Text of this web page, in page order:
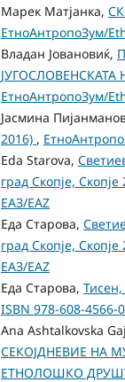
Марек Матјанка,
ЕтноАнтропоЗум/
Владан Јовановиќ,
ЕтноАнтропоЗум/
Јасмина
2016) ,
Eda Starova,
град Скопје,
ЕАЗ/EAZ
Еда Старова,
град Скопје,
ЕАЗ/EAZ
Еда Старова,
ISBN 978-608-4566-
Ana Ashtalkovska
СЕКОЈДНЕВИЕ НА
ЕТНОЛОШКО